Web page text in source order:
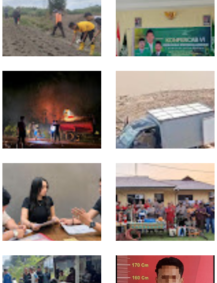
Dukung Swasembada
Pangan, Polsek Entikong
Tanam dan Rawat Jagung
Hibrida di Demplot Entikong
Tapang
Sekwil GP Ansor Kalbar
Hadiri Konfercab Sanggau:
Kader Harus Militan dan
Bermanfaat
13 Jam Berjuang, Polsek
Toba dan Warga Berhasil
Jinakkan Karhutla 7 Hektare
di Desa Bagan Asam
Mobil Box Terjun ke Jurang
Depan KC, Diduga Rem
Blong
Diduga Jadi Korban
Polsek Entikong Gelar Apel